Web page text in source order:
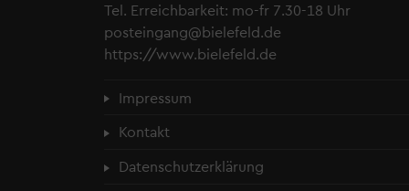
Tel. Erreichbarkeit: mo-fr 7.30-18 Uhr
posteingang@bielefeld.de
https://www.bielefeld.de
Fußzeilenmenü
Impressum
Kontakt
Datenschutzerklärung